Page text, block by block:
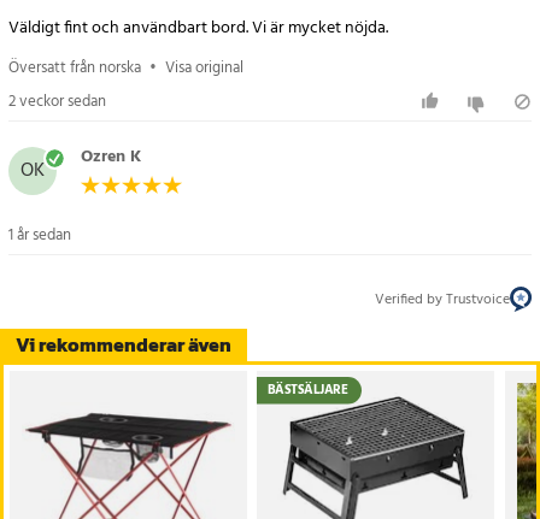
Vi rekommenderar även
BÄSTSÄLJARE
Väldigt fint och användbart bord. Vi är mycket nöjda.
Översatt från norska • Visa original
2 veckor sedan
OK Ozren K
1 år sedan
Verified by Trustvoice